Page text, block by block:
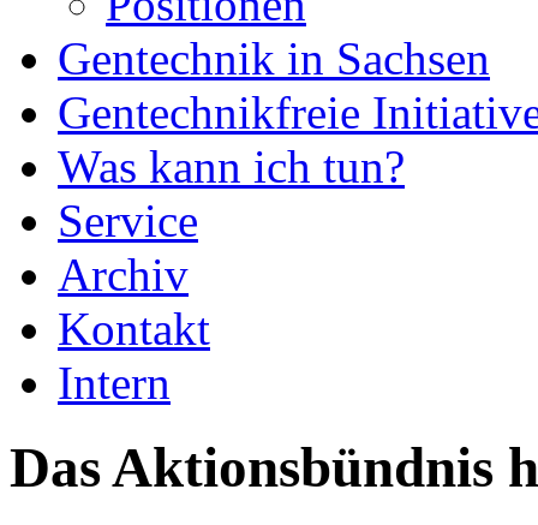
Gentechnik in Sachsen
Gentechnikfreie
Was kann ich tun?
Service
Archiv
Kontakt
Intern
Das Aktionsbündnis